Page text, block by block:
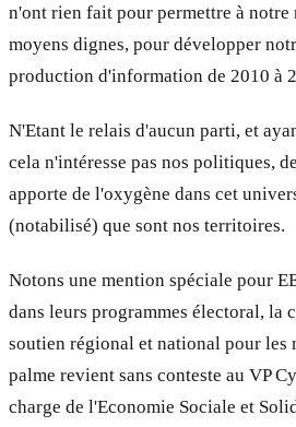
n'ont rien fait pour permettre à notre
moyens dignes, pour développer
production d'information de 2010 à
N'Etant le relais d'aucun parti, et
cela n'intéresse pas nos politiques,
apporte de l'oxygène dans cet
(notabilisé) que sont nos territoires.
Notons une mention spéciale pour
dans leurs programmes électoral, la
soutien régional et national pour les
palme revient sans conteste au VP
charge de l'Economie Sociale et